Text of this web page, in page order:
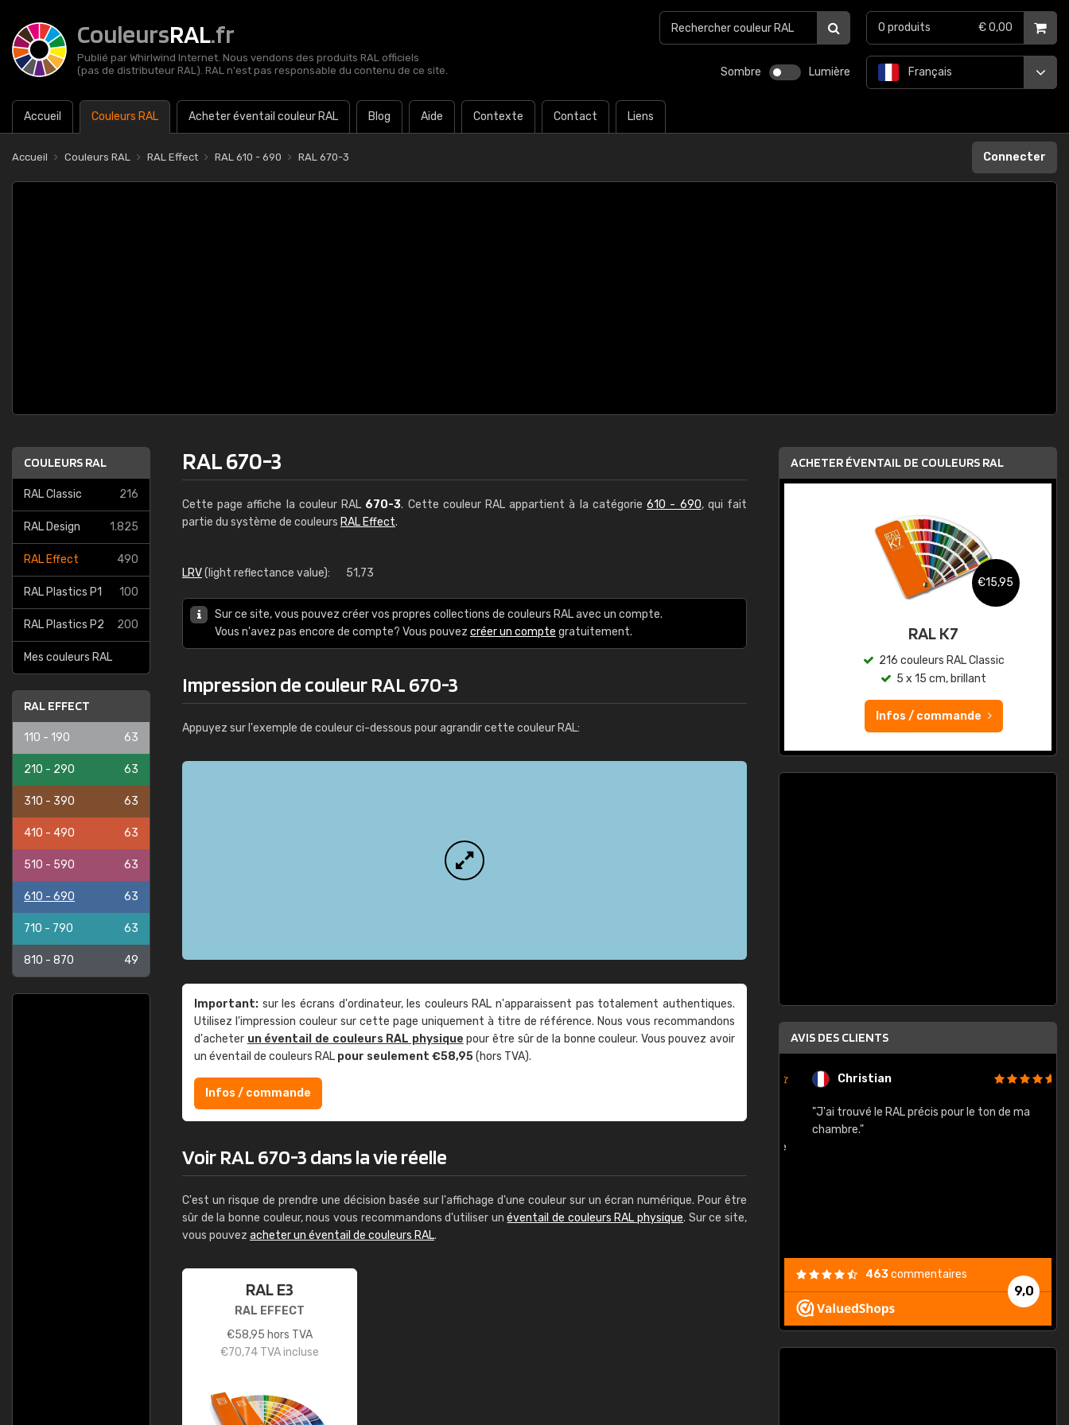
CouleursRAL.fr
Publié par Whirlwind Internet. Nous vendons des produits RAL officiels
(pas de distributeur RAL). RAL n'est pas responsable du contenu de ce site.
Sombre Lumière
Accueil Couleurs RAL Acheter éventail couleur RAL Blog Aide Contexte Contact Liens
Français
0 produits € 0,00
Accueil Couleurs RAL RAL Effect RAL 610 - 690 RAL 670-3 Connecter
COULEURS RAL
RAL Classic 216
RAL Design 1.825
RAL Effect 490
RAL Plastics P1 100
RAL Plastics P2 200
Mes couleurs RAL
RAL EFFECT
110 - 190 63
210 - 290 63
310 - 390 63
410 - 490 63
510 - 590 63
610 - 690 63
710 - 790 63
810 - 870 49
RAL 670-3
Cette page affiche la couleur RAL 670-3. Cette couleur RAL appartient à la catégorie610 - 690, qui fait
partie du système de couleurs RAL Effect.
LRV(light reflectance value): 51,73
Sur ce site, vous pouvez créer vos propres collections de couleurs RAL avec un compte.
Vous n'avez pas encore de compte? Vous pouvez créer un compte gratuitement.
Impression de couleur RAL 670-3
Appuyez sur l'exemple de couleur ci-dessous pour agrandir cette couleur RAL:
Important: sur les écrans d'ordinateur, les couleurs RAL n'apparaissent pas totalement authentiques.
Utilisez l'impression couleur sur cette page uniquement à titre de référence. Nous vous recommandons
d'acheter un éventail de couleurs RAL physique pour être sûr de la bonne couleur. Vous pouvez avoir
un éventail de couleurs RAL pour seulement €58,95(hors TVA).
Infos / commande
Voir RAL 670-3 dans la vie réelle
C'est un risque de prendre une décision basée sur l'affichage d'une couleur sur un écran numérique. Pour être
sûr de la bonne couleur, nous vous recommandons d'utiliser unéventail de couleurs RAL physique. Sur ce site,
vous pouvez acheter un éventail de couleurs RAL.
RAL E3
RAL EFFECT
€58,95 hors TVA
€70,74 TVA incluse
ACHETER ÉVENTAIL DE COULEURS RAL
RAL K7 à base d'eau
€15,95
RAL K7
216 couleurs RAL Classic
5 x 15 cm, brillant
Infos / commande
AVIS DES CLIENTS
Christian
"J'ai trouvé le RAL précis pour le ton de ma
chambre."
9,0
463commentaires